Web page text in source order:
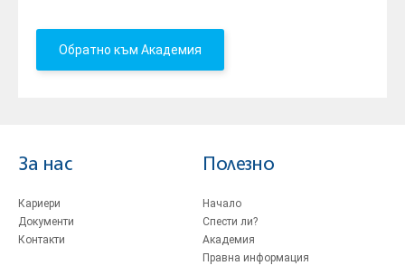
Обратно към Академия
За нас
Кариери
Документи
Контакти
Полезно
Начало
Спести ли?
Академия
Правна информация